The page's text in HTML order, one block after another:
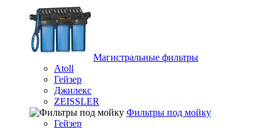
Магистральные фильтры
Atoll
Гейзер
Джилекс
ZEISSLER
Фильтры под мойку
Гейзер